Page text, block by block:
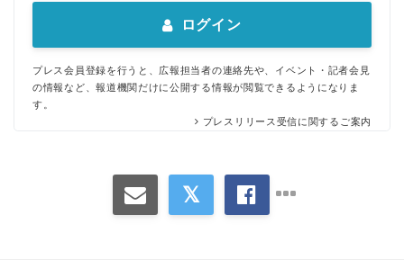
ログイン
プレス会員登録を行うと、広報担当者の連絡先や、イベント・記者会見
の情報など、報道機関だけに公開する情報が閲覧できるようになりま
す。
プレスリリース受信に関するご案内